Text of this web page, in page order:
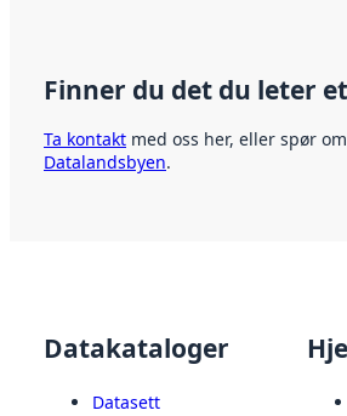
Finner du det du leter
Ta kontakt med oss her, eller spør
Datalandsbyen.
Datakataloger
Datasett